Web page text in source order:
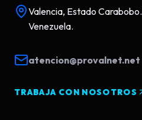
Valencia, Estado Carabobo.
Venezuela.
atencion@provalnet.net
TRABAJA CON NOSOTROS